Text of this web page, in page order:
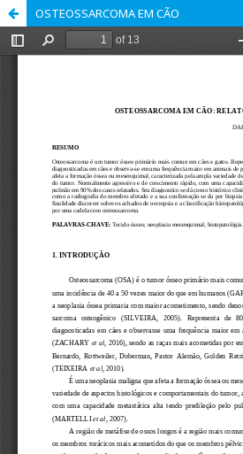
OSTEOSSARCOMA EM CÃO